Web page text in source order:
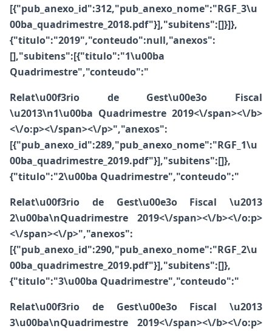
[{"pub_anexo_id":312,"pub_anexo_nome":"RGF_3\u
00ba_quadrimestre_2018.pdf"}],"subitens":[]}]},
{"titulo":"2019","conteudo":null,"anexos":
[],"subitens":[{"titulo":"1\u00ba
Quadrimestre","conteudo":"
Relat\u00f3rio de Gest\u00e3o Fiscal
\u2013\n1\u00ba Quadrimestre 2019<\/span><\/b>
<\/o:p><\/span><\/p>","anexos":
[{"pub_anexo_id":289,"pub_anexo_nome":"RGF_1\u
00ba_quadrimestre_2019.pdf"}],"subitens":[]},
{"titulo":"2\u00ba Quadrimestre","conteudo":"
Relat\u00f3rio de Gest\u00e3o Fiscal \u2013
2\u00ba\nQuadrimestre 2019<\/span><\/b><\/o:p>
<\/span><\/p>","anexos":
[{"pub_anexo_id":290,"pub_anexo_nome":"RGF_2\u
00ba_quadrimestre_2019.pdf"}],"subitens":[]},
{"titulo":"3\u00ba Quadrimestre","conteudo":"
Relat\u00f3rio de Gest\u00e3o Fiscal \u2013
3\u00ba\nQuadrimestre 2019<\/span><\/b><\/o:p>